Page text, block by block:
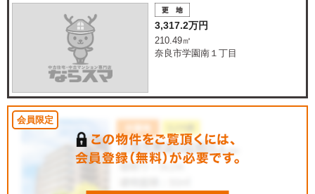
3,317.2万円
210.49㎡
奈良市学園南１丁目